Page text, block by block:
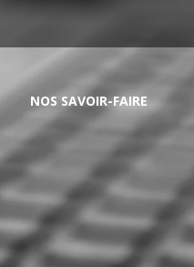
NOS SAVOIR-FAIRE